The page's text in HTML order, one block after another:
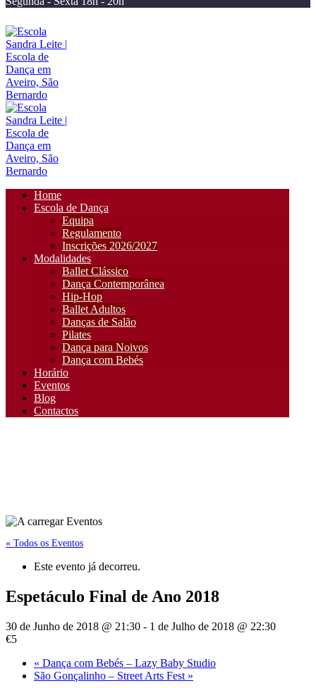
Home
Escola de Dança
Equipa
Regulamento
Inscrições 2026/2027
Modalidades
Ballet Clássico
Dança Contemporânea
Hip-Hop
Ballet Adultos
Danças de Salão
Pilates
Dança para Noivos
Dança com Bebés
Horário
Eventos
Blog
Contactos
« Todos os Eventos
Este evento já decorreu.
Espetáculo Final de Ano 2018
30 de Junho de 2018 @ 21:30 - 1 de Julho de 2018 @ 22:30
€5
« Dança com Bebés – Lazy Baby Studio
São Gonçalinho – Street Arts Fest »